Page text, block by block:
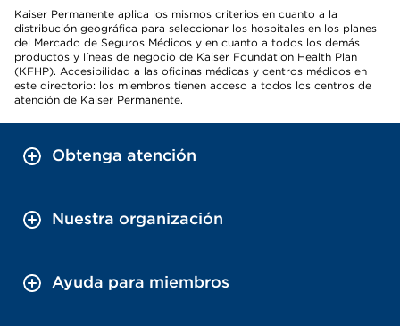
Kaiser Permanente aplica los mismos criterios en cuanto a la
distribución geográfica para seleccionar los hospitales en los planes
del Mercado de Seguros Médicos y en cuanto a todos los demás
productos y líneas de negocio de Kaiser Foundation Health Plan
(KFHP). Accesibilidad a las oficinas médicas y centros médicos en
este directorio: los miembros tienen acceso a todos los centros de
atención de Kaiser Permanente.
Obtenga atención
Nuestra organización
Ayuda para miembros